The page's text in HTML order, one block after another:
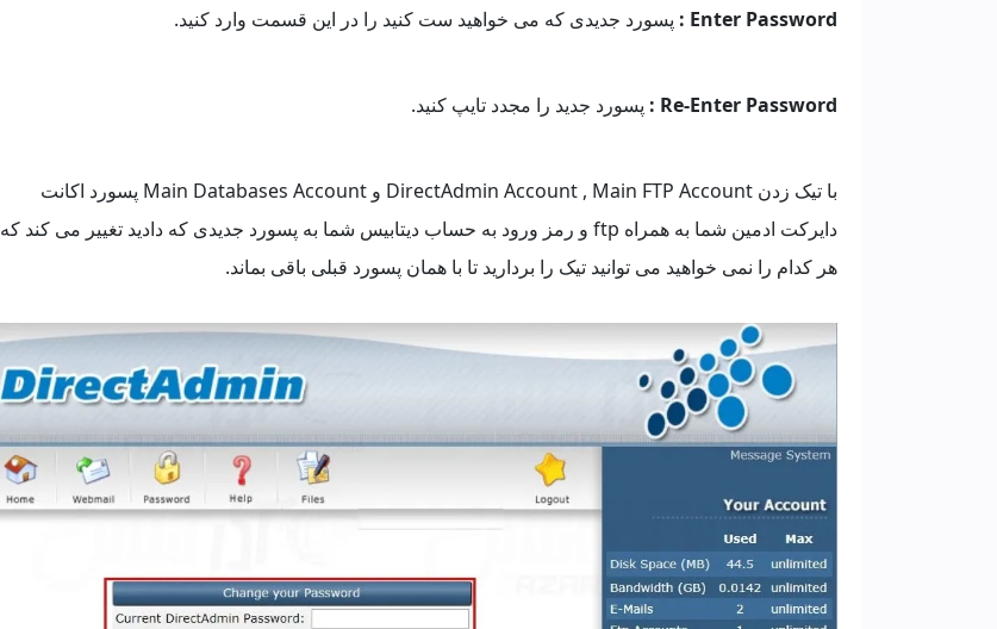
Enter Password : پسورد جدیدی که می خواهید ست کنید را در این قسمت وارد کنید.
Re-Enter Password : پسورد جدید را مجدد تایپ کنید.
با تیک زدن DirectAdmin Account , Main FTP Account و Main Databases Account پسورد اکانت
دایرکت ادمین شما به همراه ftp و رمز ورود به حساب دیتابیس شما به پسورد جدیدی که دادید تغییر می کند که
هر کدام را نمی خواهید می توانید تیک را بردارید تا با همان پسورد قبلی باقی بماند.